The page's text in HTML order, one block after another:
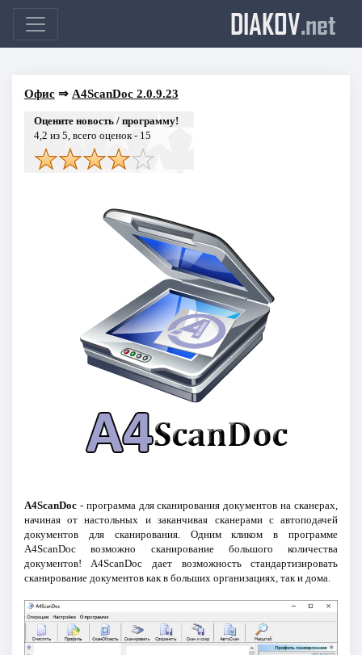
DIAKOV.net
Офис⇒ A4ScanDoc 2.0.9.23
Оцените новость / программу!
4,2 из 5, всего оценок - 15
A4ScanDoc- программа для сканирования документов на сканерах,
начиная от настольных и заканчивая сканерами с автоподачей
документов для сканирования. Одним кликом в программе
A4ScanDoc возможно сканирование большого количества
документов! A4ScanDoc дает возможность стандартизировать
сканирование документов как в больших организациях, так и дома.